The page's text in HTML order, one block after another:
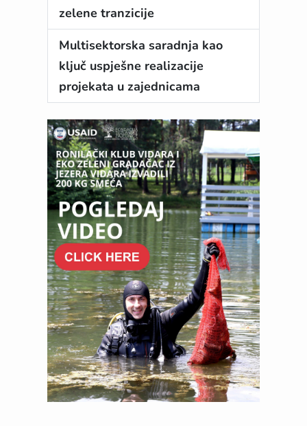
zelene tranzicije
Multisektorska saradnja kao
ključ uspješne realizacije
projekata u zajednicama